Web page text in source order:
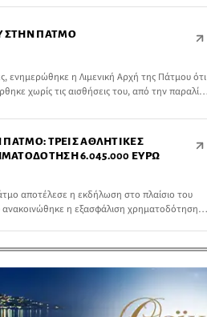
ΣΤΗΝ ΠΆΤΜΟ
ενημερώθηκε η Λιμενική Αρχή της Πάτμου ότι
χωρίς τις αισθήσεις του, από την παραλία
ΤΡΕΙΣ ΑΘΛΗΤΙΚΈΣ
6.045.000 ΕΥΡΏ
αποτέλεσε η εκδήλωση στο πλαίσιο του
η εξασφάλιση χρηματοδότησης